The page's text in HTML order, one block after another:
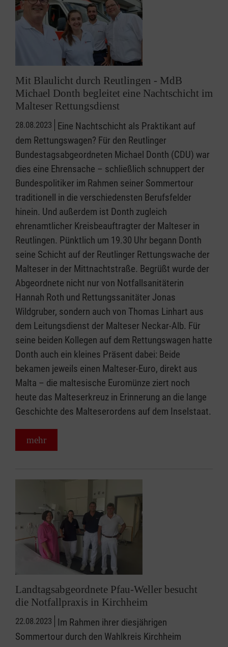
Mit Blaulicht durch Reutlingen - MdB
Michael Donth begleitet eine Nachtschicht im
Malteser Rettungsdienst
28.08.2023
Eine Nachtschicht als Praktikant auf
dem Rettungswagen? Für den Reutlinger
Bundestagsabgeordneten Michael Donth (CDU) war
dies eine Ehrensache – schließlich schnuppert der
Bundespolitiker im Rahmen seiner Sommertour
traditionell in die verschiedensten Berufsfelder
hinein. Und außerdem ist Donth zugleich
ehrenamtlicher Kreisbeauftragter der Malteser in
Reutlingen. Pünktlich um 19.30 Uhr begann Donth
seine Schicht auf der Reutlinger Rettungswache der
Malteser in der Mittnachtstraße. Begrüßt wurde der
Abgeordnete nicht nur von Notfallsanitäterin
Hannah Roth und Rettungssanitäter Jonas
Wildgruber, sondern auch von Thomas Linhart aus
dem Leitungsdienst der Malteser Neckar-Alb. Für
seine beiden Kollegen auf dem Rettungswagen hatte
Donth auch ein kleines Präsent dabei: Beide
bekamen jeweils einen Malteser-Euro, direkt aus
Malta – die maltesische Euromünze ziert noch
heute das Malteserkreuz in Erinnerung an die lange
Geschichte des Malteserordens auf dem Inselstaat.
mehr
Landtagsabgeordnete Pfau-Weller besucht
die Notfallpraxis in Kirchheim
22.08.2023
Im Rahmen ihrer diesjährigen
Sommertour durch den Wahlkreis Kirchheim